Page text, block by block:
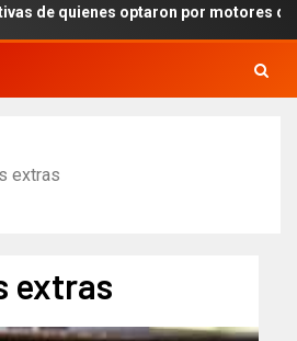
quienes optaron por motores de
extras
extras